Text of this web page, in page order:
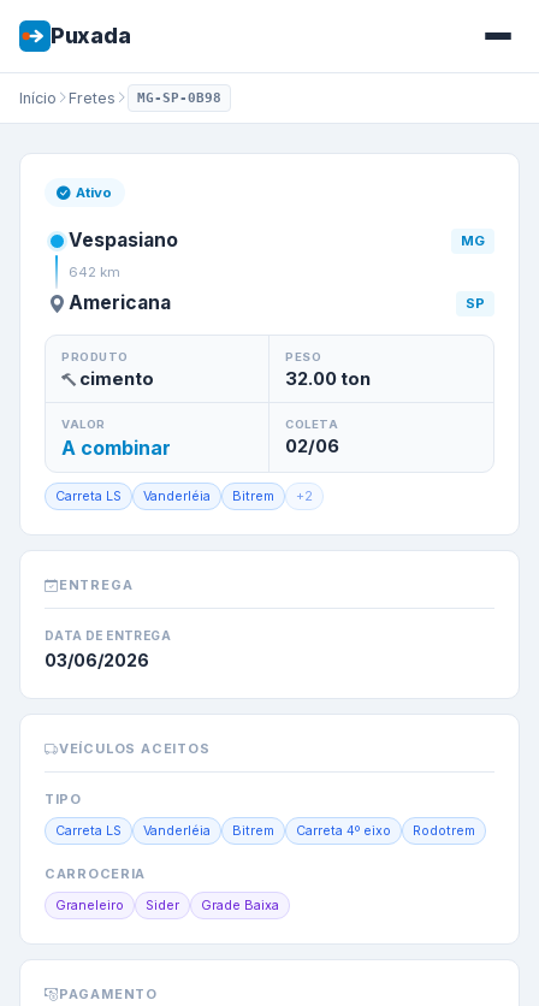
Puxada
Início Fretes MG-SP-0B98
Frete de
Ativo
Vespasiano
MG
642 km
Americana SP
PRODUTO
cimento
PESO
32.00ton
VALOR
A combinar
COLETA
02/06
Carreta LS Vanderléia Bitrem +2
ENTREGA
DATA DE ENTREGA
03/06/2026
VEÍCULOS ACEITOS
TIPO
Carreta LS Vanderléia Bitrem Carreta 4º eixo Rodotrem
CARROCERIA
Graneleiro Sider Grade Baixa
PAGAMENTO